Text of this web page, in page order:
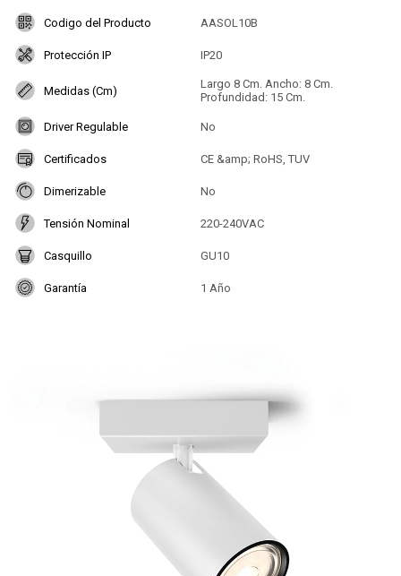
Codigo del Producto AASOL10B
Protección IP IP20
Medidas (Cm)
Largo 8 Cm. Ancho: 8 Cm.
Profundidad: 15 Cm.
Driver Regulable No
Certificados CE &amp; RoHS, TUV
Dimerizable No
Tensión Nominal 220-240VAC
Casquillo GU10
Garantía 1 Año